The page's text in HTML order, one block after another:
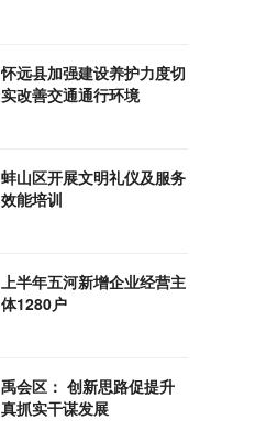
怀远县加强建设养护力度切
实改善交通通行环境
蚌山区开展文明礼仪及服务
效能培训
上半年五河新增企业经营主
体1280户
禹会区： 创新思路促提升
真抓实干谋发展